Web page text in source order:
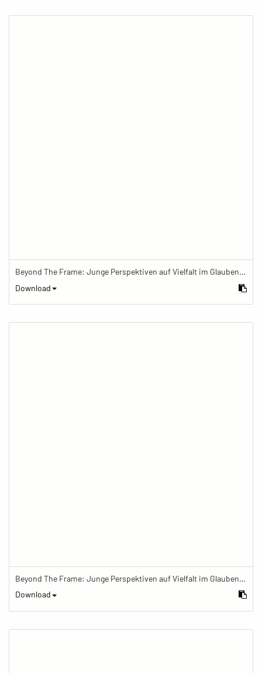
Beyond The Frame: Junge Perspektiven auf Vielfalt im Glauben - Schrein im buddhistischen Zentrum
Download
Beyond The Frame: Junge Perspektiven auf Vielfalt im Glauben - Frau schminkt sich vor Hausschrein des tibetischen Buddhismus
Download